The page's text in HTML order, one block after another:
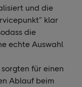
und die
klar
die
echte Auswahl
für einen
Ablauf beim